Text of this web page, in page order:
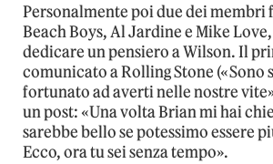
Personalmente poi due dei
Beach Boys, Al Jardine e Mike
dedicare un pensiero a Wilson. Il
comunicato a Rolling Stone («Sono
fortunato ad averti nelle nostre
un post: «Una volta Brian mi hai
sarebbe bello se potessimo essere
Ecco, ora tu sei senza tempo».